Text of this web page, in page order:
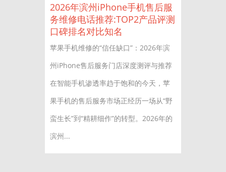
2026年滨州iPhone手机售后服
务维修电话推荐:TOP2产品评测
口碑排名对比知名
苹果手机维修的“信任缺口”：2026年滨
州iPhone售后服务门店深度测评与推荐
在智能手机渗透率趋于饱和的今天，苹
果手机的售后服务市场正经历一场从“野
蛮生长”到“精耕细作”的转型。2026年的
滨州...